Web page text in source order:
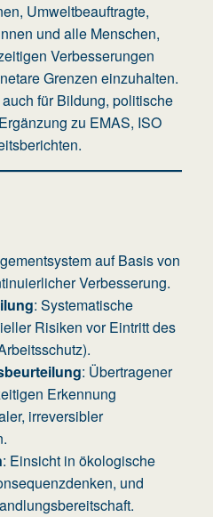
Umweltbeauftragte,
und alle Menschen,
Verbesserungen
Grenzen einzuhalten.
für Bildung, politische
zu EMAS, ISO
auf Basis von
Verbesserung.
: Systematische
Risiken vor Eintritt des
: Übertragener
Erkennung
irreversibler
: Einsicht in ökologische
und